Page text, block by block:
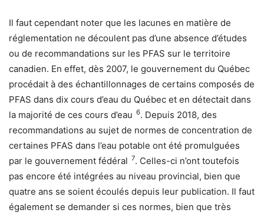
Il faut cependant noter que les lacunes en matière de
réglementation ne découlent pas d’une absence d’études
ou de recommandations sur les PFAS sur le territoire
canadien. En effet, dès 2007, le gouvernement du Québec
procédait à des échantillonnages de certains composés de
PFAS dans dix cours d’eau du Québec et en détectait dans
la majorité de ces cours d’eau 6. Depuis 2018, des
recommandations au sujet de normes de concentration de
certaines PFAS dans l’eau potable ont été promulguées
par le gouvernement fédéral 7. Celles-ci n’ont toutefois
pas encore été intégrées au niveau provincial, bien que
quatre ans se soient écoulés depuis leur publication. Il faut
également se demander si ces normes, bien que très